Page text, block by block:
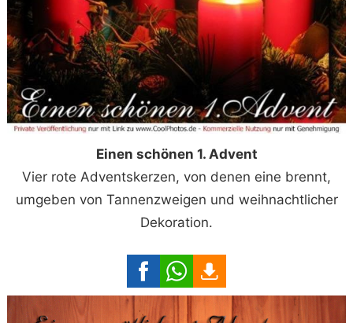
Einen schönen 1. Advent
Vier rote Adventskerzen, von denen eine brennt,
umgeben von Tannenzweigen und weihnachtlicher
Dekoration.